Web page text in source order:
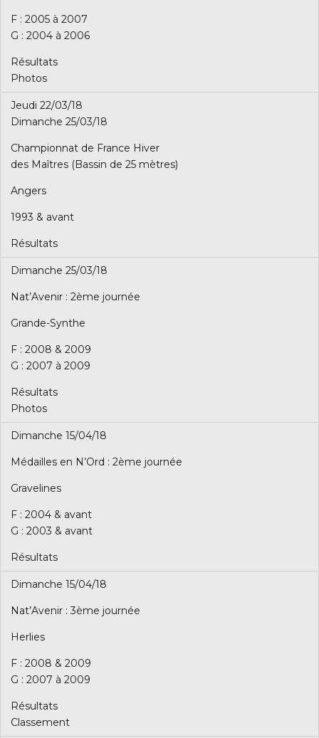
F : 2005 à 2007
G : 2004 à 2006
Résultats
Photos
Jeudi 22/03/18
Dimanche 25/03/18
Championnat de France Hiver
des Maîtres (Bassin de 25 mètres)
Angers
1993 & avant
Résultats
Dimanche 25/03/18
Nat’Avenir : 2ème journée
Grande-Synthe
F : 2008 & 2009
G : 2007 à 2009
Résultats
Photos
Dimanche 15/04/18
Médailles en N’Ord : 2ème journée
Gravelines
F : 2004 & avant
G : 2003 & avant
Résultats
Dimanche 15/04/18
Nat’Avenir : 3ème journée
Herlies
F : 2008 & 2009
G : 2007 à 2009
Résultats
Classement